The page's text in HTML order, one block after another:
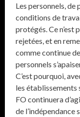
Les personnels, de
conditions de
protégés. Ce n’est
rejetées, et en
comme continue
personnels
C’est pourquoi,
les établissements
FO continuera
de